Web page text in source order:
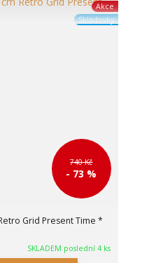
Akce
Skladovky
740 Kč
- 73 %
Grid Present Time *
SKLADEM poslední 4 ks